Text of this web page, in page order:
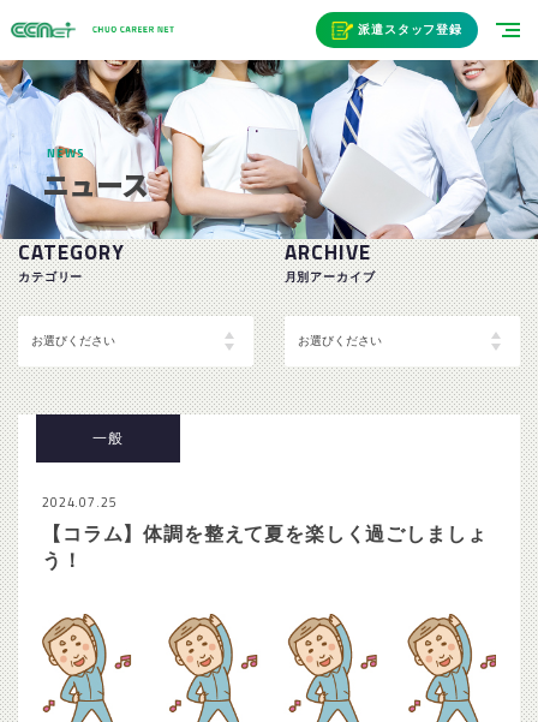
派遣スタッフ登録
NEWS
ニュース
CATEGORY
カテゴリー
ARCHIVE
月別アーカイブ
一般
2024.07.25
【コラム】体調を整えて夏を楽しく過ごしましょ
う！